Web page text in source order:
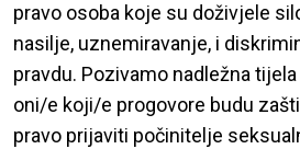
pravo osoba koje su doživjele
nasilje, uznemiravanje, i
pravdu. Pozivamo nadležna
oni/e koji/e progovore budu
pravo prijaviti počinitelje